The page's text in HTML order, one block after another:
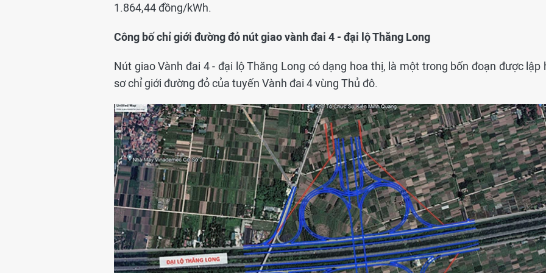
1.864,44 đồng/kWh.
Công bố chỉ giới đường đỏ nút giao vành đai 4 - đại lộ Thăng Long
Nút giao Vành đai 4 - đại lộ Thăng Long có dạng hoa thị, là một trong bốn đoạn được lập
sơ chỉ giới đường đỏ của tuyến Vành đai 4 vùng Thủ đô.